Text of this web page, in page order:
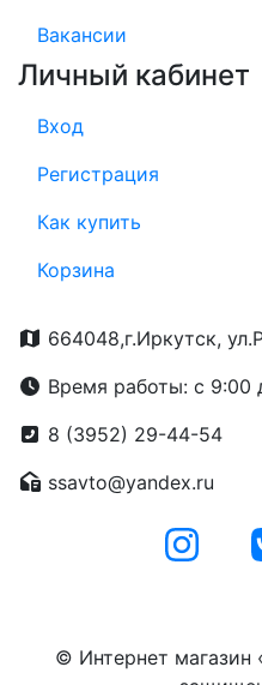
Вакансии
Личный кабинет
Вход
Регистрация
Как купить
Корзина
664048,г.Иркутск,
Время работы: с 9:00
8 (3952) 29-44-54
ssavto@yandex.ru
© Интернет магазин